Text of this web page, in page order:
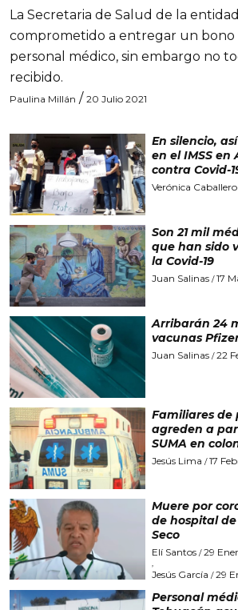
La Secretaria de Salud de la
comprometido a entregar un bono
personal médico, sin embargo no
recibido.
Paulina Millán / 20 Julio 2021
En silencio,
en el IMSS
contra Covid-
Verónica Caballero
Son 21 mil
que han sido
la Covid-19
Juan Salinas/17
Arribarán 24
vacunas
Juan Salinas/22
Familiares de
agreden a
SUMA en
Jesús Lima /17
Muere por
de hospital de
Seco
Elí Santos/29
,
Jesús García /29
Personal